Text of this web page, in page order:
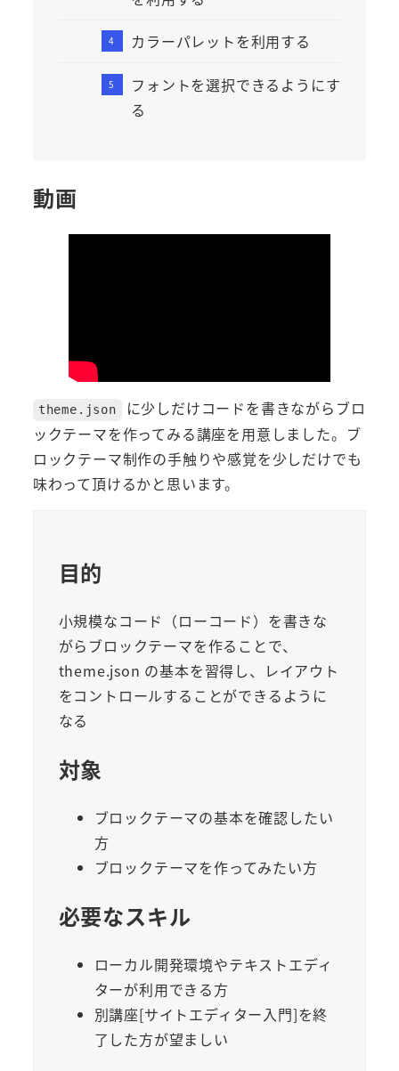
カラーパレットを利用する
フォントを選択できるようにす
る
動画
theme.json
に少しだけコードを書きながらブロ
ックテーマを作ってみる講座を用意しました。ブ
ロックテーマ制作の手触りや感覚を少しだけでも
味わって頂けるかと思います。
目的
小規模なコード（ローコード）を書きな
がらブロックテーマを作ることで、
theme.json の基本を習得し、レイアウト
をコントロールすることができるように
なる
対象
ブロックテーマの基本を確認したい
方
ブロックテーマを作ってみたい方
必要なスキル
ローカル開発環境やテキストエディ
ターが利用できる方
別講座[サイトエディター入門]を終
了した方が望ましい